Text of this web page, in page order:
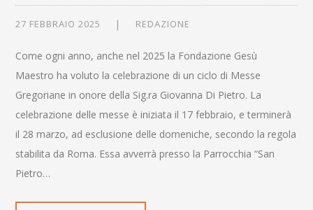
27 FEBBRAIO 2025 REDAZIONE
Come ogni anno, anche nel 2025 la Fondazione Gesù
Maestro ha voluto la celebrazione di un ciclo di Messe
Gregoriane in onore della Sig.ra Giovanna Di Pietro. La
celebrazione delle messe è iniziata il 17 febbraio, e terminerà
il 28 marzo, ad esclusione delle domeniche, secondo la regola
stabilita da Roma. Essa avverrà presso la Parrocchia “San
Pietro…